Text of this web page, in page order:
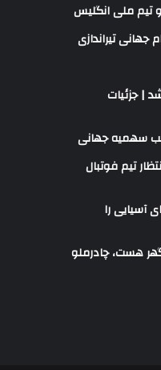
تیم ملی انگلیس
تیراندازی
| جزئیات
سهمیه جهانی
تیم فوتبال
آسیایی را
گل‌گهر هست، چادرملو